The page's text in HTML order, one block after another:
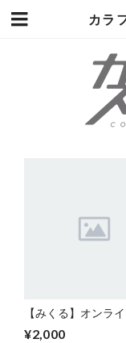
カラ
【みくる】オンラ
キ
¥2,000